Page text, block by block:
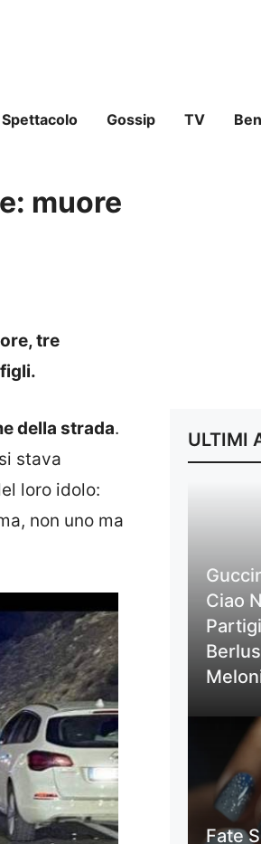
Spettacolo Gossip TV
muore
tre
della strada.
stava
loro idolo:
non uno ma
ULTIMI
Ciao
Fate